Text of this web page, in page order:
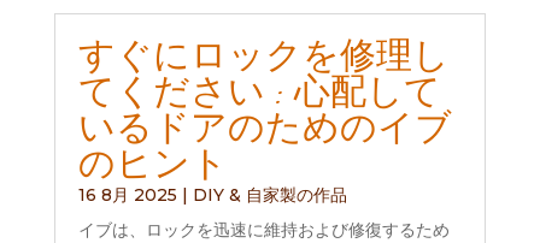
すぐにロックを修理し
てください : 心配して
いるドアのためのイブ
のヒント
16 8月 2025 | DIY & 自家製の作品
イブは、ロックを迅速に維持および修復するため